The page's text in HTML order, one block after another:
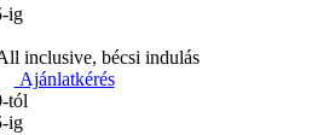
-ig
inclusive, bécsi indulás
Ajánlatkérés
-tól
-ig